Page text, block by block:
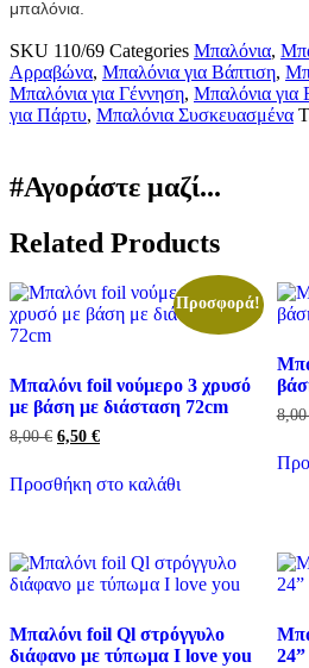
μπαλόνια.
SKU 110/69 Categories Μπαλόνια,
Αρραβώνα, Μπαλόνια για Βάπτιση,
Μπαλόνια για Γέννηση, Μπαλόνια για
για Πάρτυ, Μπαλόνια Συσκευασμένα
#Αγοράστε μαζί...
Related Products
Προσφορά!
Μπαλόνι foil νούμερο 3 χρυσό
με βάση με διάσταση 72cm
8,00€ Original
was:
8,00 €.
6,50 €Η
είναι:
Προσθήκη στο καλάθι
Μπαλόνι foil Ql στρόγγυλο
διάφανο με τύπωμα I love you
24”